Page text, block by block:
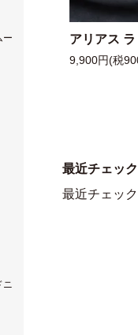
アリアス ラ
9,900円(税
最近チェッ
最近チェッ
ー
ニ